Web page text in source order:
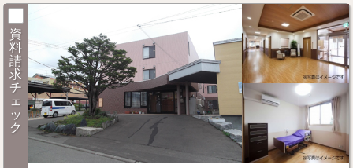
資
料
請
求
チ
ェ
ッ
ク